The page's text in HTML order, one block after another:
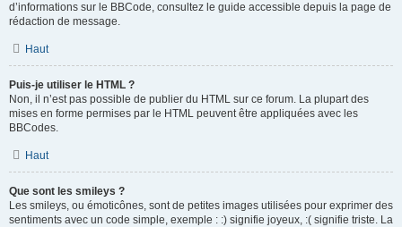
d’informations sur le BBCode, consultez le guide accessible depuis la page de
rédaction de message.
Haut
Puis-je utiliser le HTML ?
Non, il n’est pas possible de publier du HTML sur ce forum. La plupart des
mises en forme permises par le HTML peuvent être appliquées avec les
BBCodes.
Haut
Que sont les smileys ?
Les smileys, ou émoticônes, sont de petites images utilisées pour exprimer des
sentiments avec un code simple, exemple : :) signifie joyeux, :( signifie triste. La